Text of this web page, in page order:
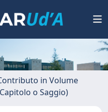
in Volume
o Saggio)